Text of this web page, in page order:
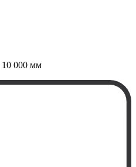
10 000 мм